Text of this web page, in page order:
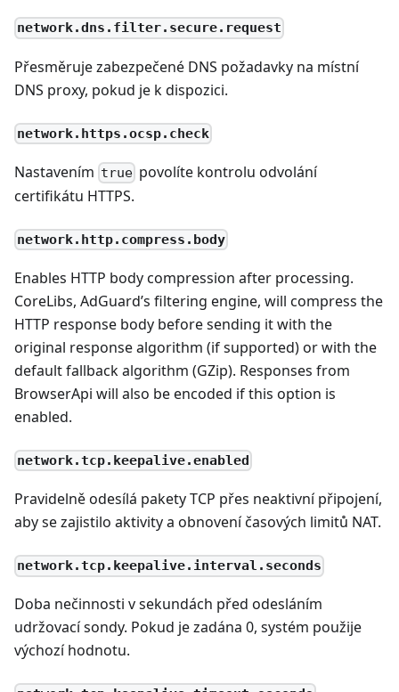
network.dns.filter.secure.request
Přesměruje zabezpečené DNS požadavky na místní
DNS proxy, pokud je k dispozici.
network.https.ocsp.check
Nastavením true povolíte kontrolu odvolání
certifikátu HTTPS.
network.http.compress.body
Enables HTTP body compression after processing.
CoreLibs, AdGuard’s filtering engine, will compress the
HTTP response body before sending it with the
original response algorithm (if supported) or with the
default fallback algorithm (GZip). Responses from
BrowserApi will also be encoded if this option is
enabled.
network.tcp.keepalive.enabled
Pravidelně odesílá pakety TCP přes neaktivní připojení,
aby se zajistilo aktivity a obnovení časových limitů NAT.
network.tcp.keepalive.interval.seconds
Doba nečinnosti v sekundách před odesláním
udržovací sondy. Pokud je zadána 0, systém použije
výchozí hodnotu.